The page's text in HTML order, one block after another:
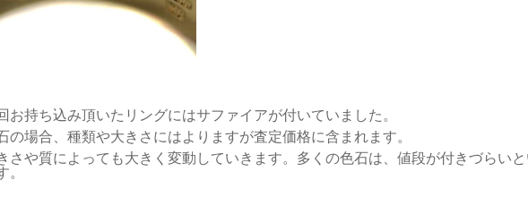
お持ち込み頂いたリングにはサファイアが付いていました。
の場合、種類や大きさにはよりますが査定価格に含まれます。
さや質によっても大きく変動していきます。多くの色石は、値段が付きづらい
。